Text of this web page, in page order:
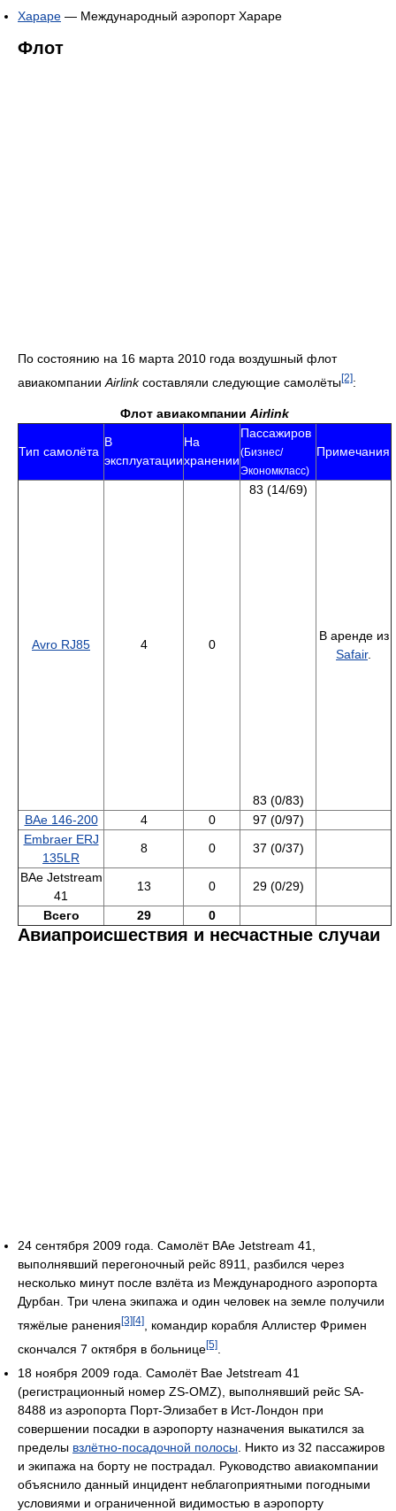
Хараре — Международный аэропорт Хараре
Флот
По состоянию на 16 марта 2010 года воздушный флот
авиакомпании Airlinkсоставляли следующие самолёты[2]:
Флот авиакомпании Airlink
Тип самолёта
В
эксплуатации
На
хранении
Пассажиров
(Бизнес/
Экономкласс)
Примечания
Avro RJ85 4 0
83 (14/69)
83 (0/83)
В аренде из
Safair.
BAe 146-200 4 0
97 (0/97)
Embraer ERJ
135LR
8 0 37 (0/37)
BAe Jetstream
41
13 0 29 (0/29)
Всего 29 0
Авиапроисшествия и несчастные случаи
24 сентября 2009 года. Самолёт BAe Jetstream 41,
выполнявший перегоночный рейс 8911, разбился через
несколько минут после взлёта из Международного аэропорта
Дурбан. Три члена экипажа и один человек на земле получили
тяжёлые ранения [3] [4]
, командир корабля Аллистер Фримен
скончался 7 октября в больнице[5]
18 ноября 2009 года. Самолёт Bae Jetstream 41
(регистрационный номер ZS-OMZ), выполнявший рейс SA-
8488 из аэропорта Порт-Элизабет в Ист-Лондон при
совершении посадки в аэропорту назначения выкатился за
пределы взлётно-посадочной полосы . Никто из 32 пассажиров
и экипажа на борту не пострадал. Руководство авиакомпании
объяснило данный инцидент неблагоприятными погодными
условиями и ограниченной видимостью в аэропорту